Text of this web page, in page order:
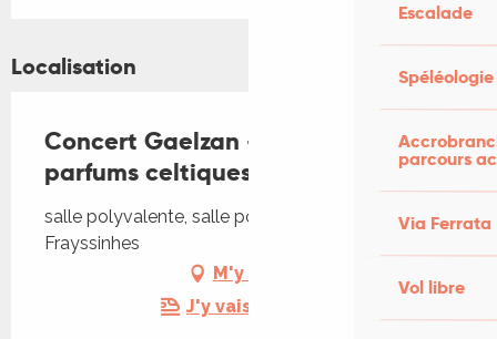
Escalade
Spéléologie
parcours
Via Ferrata
Vol libre
Localisation
Concert Gaelzan - Une soirée aux
parfums celtiques
salle polyvalente, salle polyvalente, 46400
Frayssinhes
M'y rendre
J'y vais en train !